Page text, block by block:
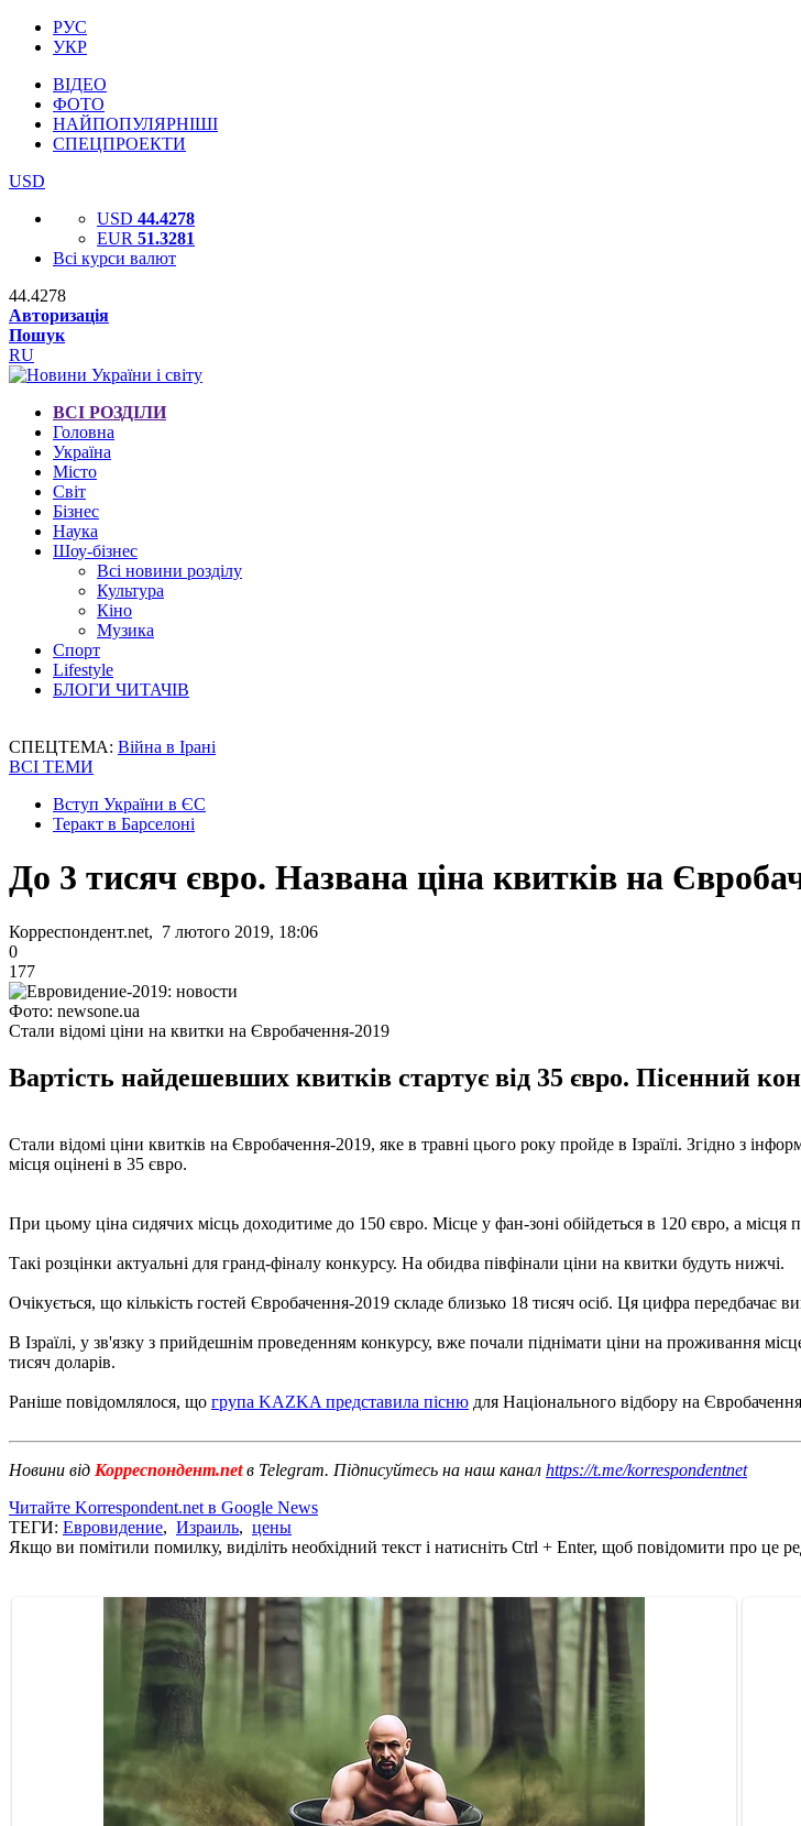
РУС
УКР
ВІДЕО
ФОТО
НАЙПОПУЛЯРНІШІ
СПЕЦПРОЕКТИ
USD
USD 44.4278
EUR 51.3281
Всі курси валют
44.4278
Авторизація
Пошук
RU
ВСІ РОЗДІЛИ
Головна
Україна
Місто
Світ
Бізнес
Наука
Шоу-бізнес
Всі новини розділу
Культура
Кіно
Музика
Спорт
Lifestyle
БЛОГИ ЧИТАЧІВ
СПЕЦТЕМА: Війна в Ірані
ВСІ ТЕМИ
Вступ України в ЄС
Теракт в Барселоні
До 3 тисяч євро. Названа ціна квитків на
Корреспондент.net, 7 лютого 2019, 18:06
0
177
Фото: newsone.ua
Стали відомі ціни на квитки на Євробачення-2019
Вартість найдешевших квитків стартує від 35 євро. Пісенний
Стали відомі ціни квитків на Євробачення-2019, яке в травні цього року пройде в Ізраїлі. Згідно з
місця оцінені в 35 євро.
При цьому ціна сидячих місць доходитиме до 150 євро. Місце у фан-зоні обійдеться в 120 євро, а місця
Такі розцінки актуальні для гранд-фіналу конкурсу. На обидва півфінали ціни на квитки будуть нижчі.
Очікується, що кількість гостей Євробачення-2019 складе близько 18 тисяч осіб. Ця цифра передбачає
В Ізраїлі, у зв'язку з прийдешнім проведенням конкурсу, вже почали піднімати ціни на проживання
тисяч доларів.
Раніше повідомлялося, що група KAZKA представила пісню для Національного відбору на
Новини від Корреспондент.netв Telegram. Підписуйтесь на наш канал https://t.me/korrespondentnet
Читайте Korrespondent.net в Google News
ТЕГИ: Евровидение, Израиль, цены
Якщо ви помітили помилку, виділіть необхідний текст і натисніть Ctrl + Enter, щоб повідомити про це